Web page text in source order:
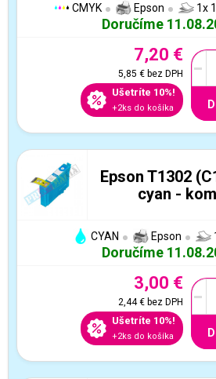
CMYK Epson 1x
Doručíme
7,20 €
5,85 €bez DPH
Ušetríte 10%!
+2ks do košíka
-
Epson T1302
cyan -
CYAN Epson
Doručíme
3,00 €
2,44 €bez DPH
Ušetríte 10%!
+2ks do košíka
-